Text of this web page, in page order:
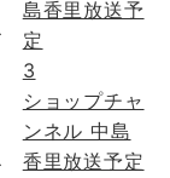
3
ショップチャ
ンネル 中島
香里放送予定